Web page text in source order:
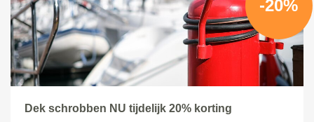
-20%
Dek schrobben NU tijdelijk 20% korting